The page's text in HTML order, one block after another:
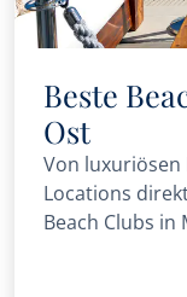
Beste
Ost
Von luxuriösen
Locations
Beach Clubs in